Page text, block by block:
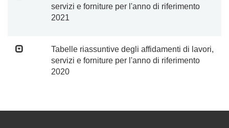
servizi e forniture per l'anno di riferimento
2021
Tabelle riassuntive degli affidamenti di lavori,
servizi e forniture per l'anno di riferimento
2020